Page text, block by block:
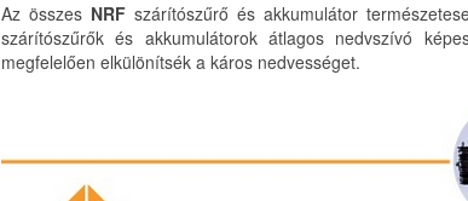
Az összes NRF szárítószűrő és akkumulátor
szárítószűrők és akkumulátorok átlagos nedvszívó
megfelelően elkülönítsék a káros nedvességet.